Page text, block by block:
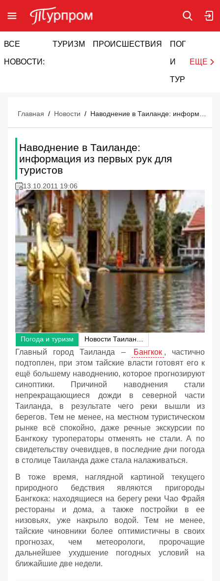
ВСЕ
НОВОСТИ:
ТУРИЗМ ПРОИСШЕСТВИЯ ПОГОДА
И
ТУРИЗМ
ЕЩЕ
Главная / Новости /
Наводнение в Таиланде:
информация из первых рук для
туристов
13.10.2011 19:06
Погода и туризм
Главный город Таиланда – Бангкок , частично
подтоплен, при этом тайские власти готовят его к
ещё большему наводнению, которое прогнозируют
синоптики. Причиной наводнения стали
непрекращающиеся дожди в северной части
Таиланда, в результате чего реки вышли из
берегов. Тем не менее, на местном туристическом
рынке всё спокойно, даже речные экскурсии по
Бангкоку туроператоры отменять не стали. А по
свидетельству очевидцев, в последние дни погода
в столице Таиланда даже стала налаживаться.
В тоже время, наглядной картиной текущего
природного бедствия являются пригороды
Бангкока: находящиеся на берегу реки Чао Фрайя
рестораны и дома, а также постройки в ее
низовьях, уже накрыло водой. Тем не менее,
тайские чиновники более оптимистичны в своих
прогнозах, чем метеорологи, пророчащие
дальнейшее ухудшение погодных условий на
ближайшие две недели.